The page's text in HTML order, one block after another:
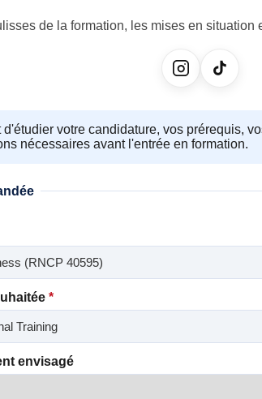
de la formation, les mises en situation
votre candidature, vos prérequis,
nécessaires avant l'entrée en formation.
*
envisagé